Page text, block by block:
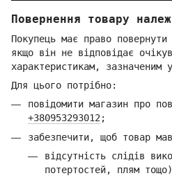
Повернення товару
Покупець має право
якщо він не відповідає
характеристикам, зазначеним
Для цього потрібно:
повідомити магазин про
+380953293012 ;
забезпечити, щоб товар
відсутність слідів
потертостей, плям